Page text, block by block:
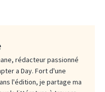
rédacteur passionné
a Day. Fort d'une
l'édition, je partage ma